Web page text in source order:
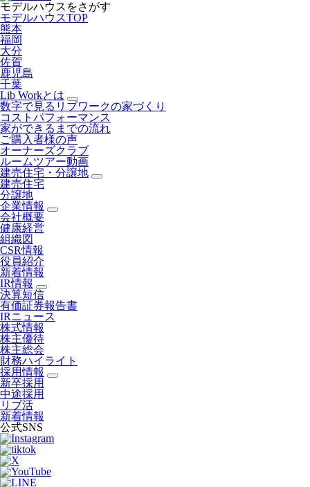
モデルハウスをさがす
モデルハウスTOP
熊本
福岡
大分
佐賀
鹿児島
千葉
Lib Workとは
数字で見るリブワークの家づくり
コストパフォーマンス
家ができるまでの流れ
ご購入者様の声
オーナーズクラブ
ルームツアー動画
建売住宅・分譲地
建売住宅
分譲地
企業情報
会社概要
健康経営
組織図
CSR情報
役員紹介
新着情報
IR情報
決算短信
有価証券報告書
IRニュース
株式情報
株主優待
株主総会
財務ハイライト
採用情報
新卒採用
中途採用
リブ活
新着情報
公式SNS